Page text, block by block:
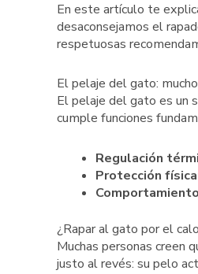
En este artículo te
desaconsejamos el
respetuosas
El pelaje del gato:
El pelaje del gato es un
cumple funciones
Regulación
Protección
¿Rapar al gato por el
Muchas personas creen
justo al revés: su pelo